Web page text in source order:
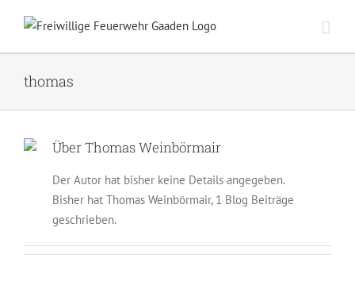
Inhalt
springen
thomas
ÜberThomas Weinbörmair
Der Autor hat bisher keine Details angegeben.
Bisher hat Thomas Weinbörmair, 1 Blog Beiträge
geschrieben.